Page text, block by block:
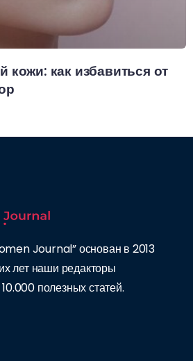
кожи: как избавиться от
Journal” основан в 2013
лет наши редакторы
полезных статей.